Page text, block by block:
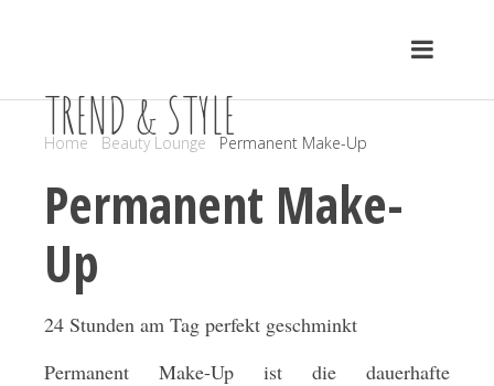
TREND & STYLE
Home Beauty Lounge Permanent Make-Up
Permanent Make-
Up
24 Stunden am Tag perfekt geschminkt
Permanent Make-Up ist die dauerhafte